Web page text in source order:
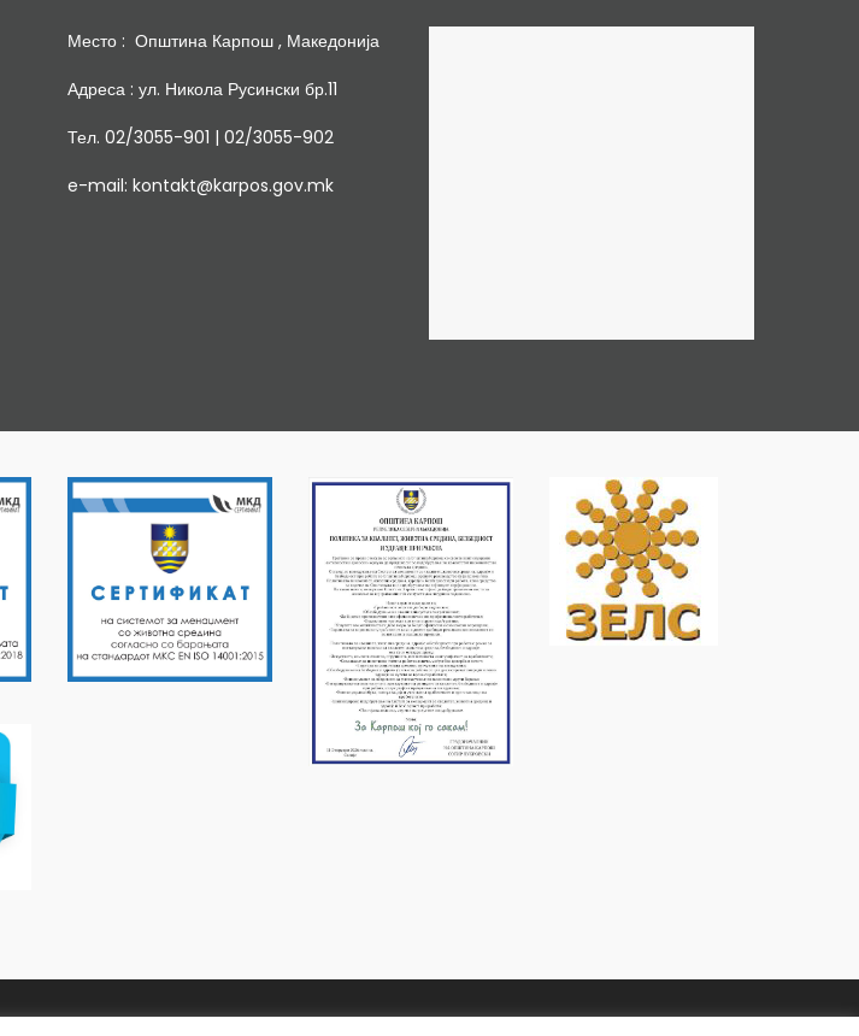
Место : Општина Карпош , Македонија
Адреса : ул. Никола Русински бр.11
Тел. 02/3055-901 | 02/3055-902
e-mail: kontakt@karpos.gov.mk